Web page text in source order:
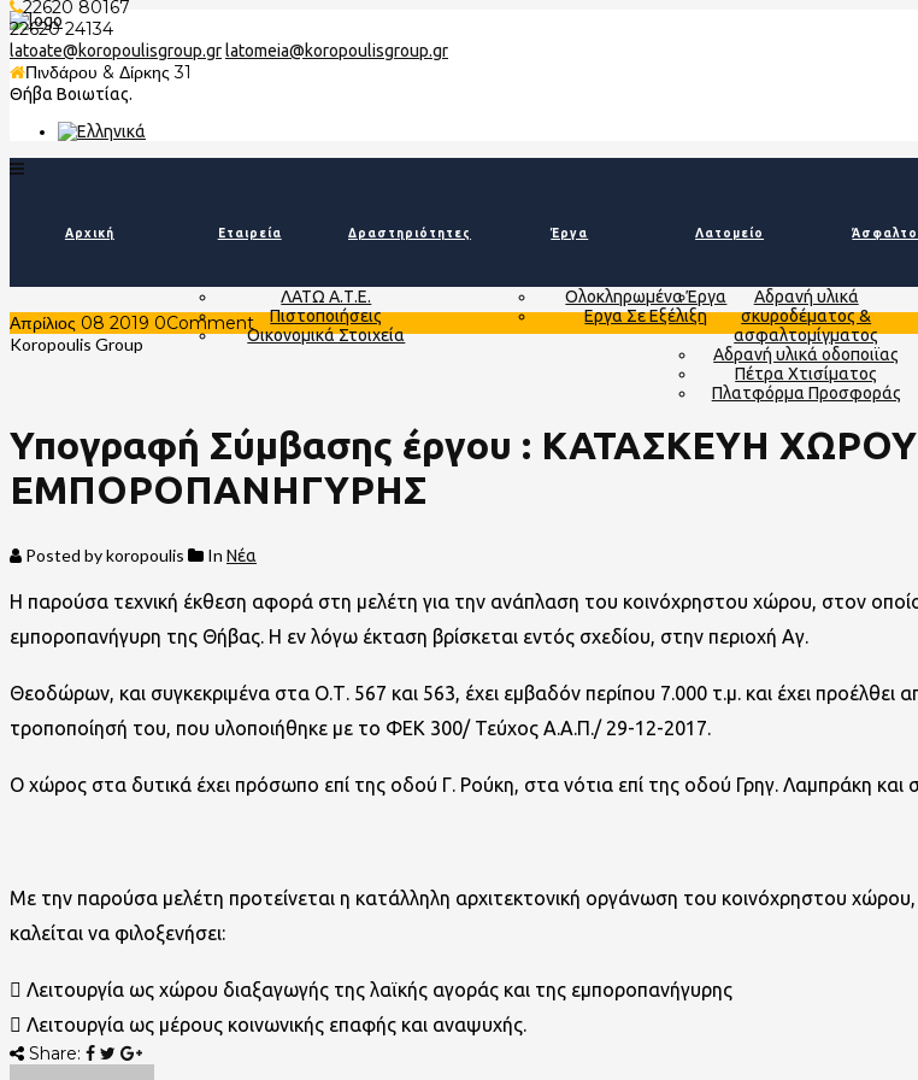
22620 80167
22620 24134
latoate@koropoulisgroup.grlatomeia@koropoulisgroup.gr
Πινδάρου & Δίρκης 31
Θήβα Βοιωτίας.
Αρχική Εταιρεία
ΛΑΤΩ Α.Τ.Ε.
Πιστοποιήσεις
Οικονομικά Στοιχεία
Δραστηριότητες Έργα
Ολοκληρωμένα Έργα
Εργα Σε Εξέλιξη
Λατομείο
Αδρανή υλικά
σκυροδέματος &
ασφαλτομίγματος
Αδρανή υλικά οδοποιϊας
Πέτρα Χτισίματος
Πλατφόρμα Προσφοράς
Απρίλιος 08 2019 0Comment
Υπογραφή Σύμβασης έργου : ΚΑΤΑΣΚΕΥΗ
ΕΜΠΟΡΟΠΑΝΗΓΥΡΗΣ
Posted by koropoulis In Νέα
Η παρούσα τεχνική έκθεση αφορά στη μελέτη για την ανάπλαση του κοινόχρηστου χώρου, στον
εμποροπανήγυρη της Θήβας. Η εν λόγω έκταση βρίσκεται εντός σχεδίου, στην περιοχή Αγ.
Θεοδώρων, και συγκεκριμένα στα Ο.Τ. 567 και 563, έχει εμβαδόν περίπου 7.000 τ.μ. και έχει
τροποποίησή του, που υλοποιήθηκε με το ΦΕΚ 300/ Τεύχος Α.Α.Π./ 29-12-2017.
Ο χώρος στα δυτικά έχει πρόσωπο επί της οδού Γ. Ρούκη, στα νότια επί της οδού Γρηγ. Λαμπράκη
Με την παρούσα μελέτη προτείνεται η κατάλληλη αρχιτεκτονική οργάνωση του κοινόχρηστου
καλείται να φιλοξενήσει:
 Λειτουργία ως χώρου διαξαγωγής της λαϊκής αγοράς και της εμπορoπανήγυρης
 Λειτουργία ως μέρους κοινωνικής επαφής και αναψυχής.
Share: